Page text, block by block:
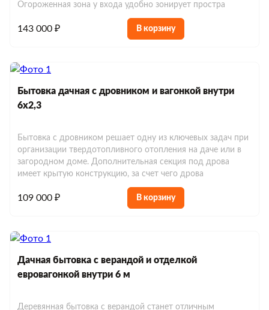
Огороженная зона у входа удобно зонирует простра
143 000 ₽ В корзину
Бытовка дачная с дровником и вагонкой внутри
6х2,3
Бытовка с дровником решает одну из ключевых задач при
организации твердотопливного отопления на даче или в
загородном доме. Дополнительная секция под дрова
имеет крытую конструкцию, за счет чего дрова
109 000 ₽ В корзину
Дачная бытовка с верандой и отделкой
евровагонкой внутри 6 м
Деревянная бытовка с верандой станет отличным